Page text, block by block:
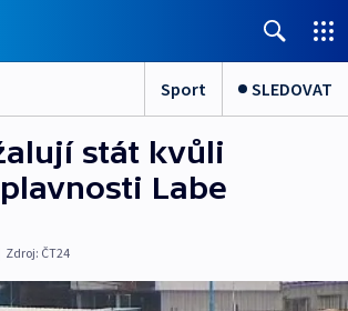
Sport SLEDOVAT
stát kvůli
Labe
Zdroj: ČT24